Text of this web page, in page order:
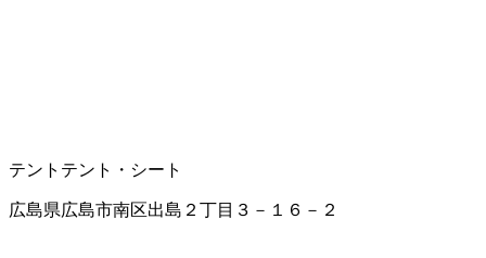
テント テント・シート
広島県広島市南区出島２丁目３－１６－２